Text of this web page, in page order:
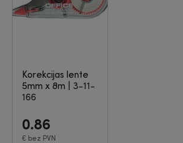
Korekcijas lente
5mm x 8m
3-11-
166
0.86
€ bez PVN